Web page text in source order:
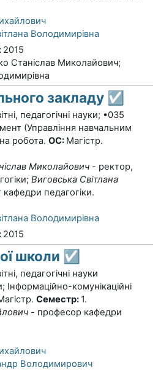
Володимирівна
2015
Станіслав Миколайович;
закладу ☑️
педагогічні науки; •035
(Управління навчальним
робота. ОС: Магістр.
Миколайович - ректор,
Виговська Світлана
педагогіки.
Володимирівна
2015
школи ☑️
педагогічні науки
Інформаційно-комунікаційні
Семестр: 1.
- професор кафедри
Володимирович